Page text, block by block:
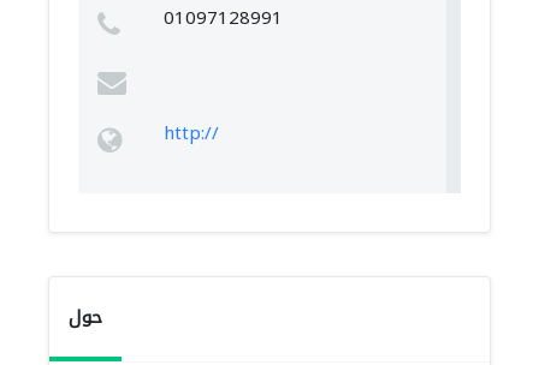
01097128991
http://
حول